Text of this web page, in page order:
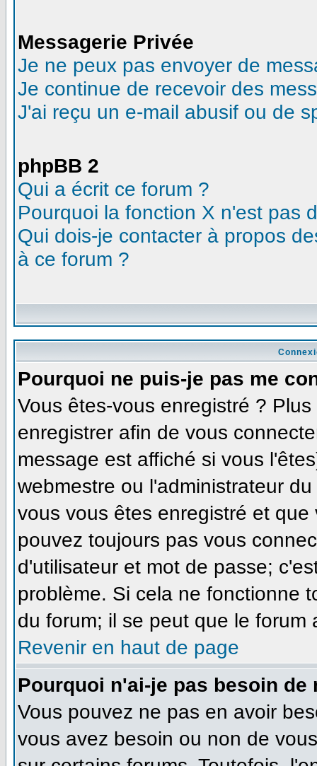
Messagerie Privée
Je ne peux pas envoyer de
Je continue de recevoir des
J'ai reçu un e-mail abusif ou de
phpBB 2
Qui a écrit ce forum ?
Pourquoi la fonction X n'est pas
Qui dois-je contacter à propos
à ce forum ?
Pourquoi ne puis-je pas me
Vous êtes-vous enregistré ?
enregistrer afin de vous
message est affiché si vous
webmestre ou l'administrateur
vous vous êtes enregistré et
pouvez toujours pas vous
d'utilisateur et mot de passe;
problème. Si cela ne fonctionne
du forum; il se peut que le forum
Revenir en haut de page
Pourquoi n'ai-je pas besoin de
Vous pouvez ne pas en avoir
vous avez besoin ou non de